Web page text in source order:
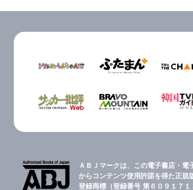
ＡＢＪマークは、この電子書店・電
からコンテンツ使用許諾を得た正規
登録商標（登録番号 第６０９１７